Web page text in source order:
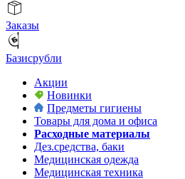
Заказы
Базисрубли
Акции
Новинки
Предметы гигиены
Товары для дома и офиса
Расходные материалы
Дез.средства, баки
Медицинская одежда
Медицинская техника